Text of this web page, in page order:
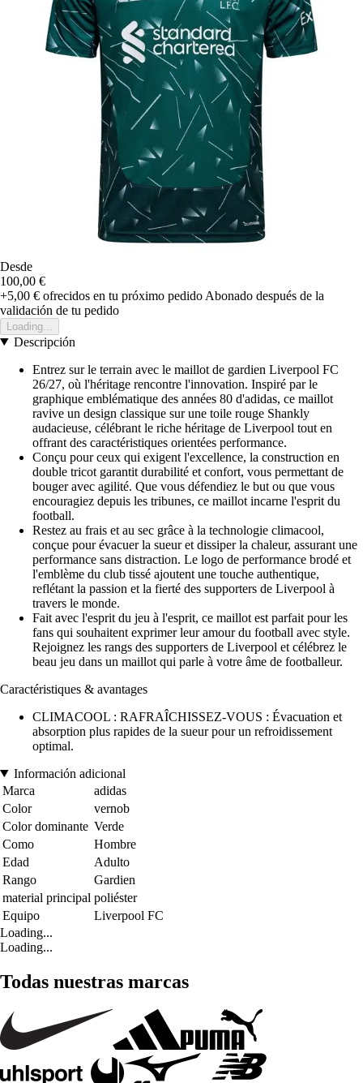
Desde
100,00 €
+5,00 € ofrecidos en tu próximo pedido Abonado después de la
validación de tu pedido
Loading...
Descripción
Entrez sur le terrain avec le maillot de gardien Liverpool FC
26/27, où l'héritage rencontre l'innovation. Inspiré par le
graphique emblématique des années 80 d'adidas, ce maillot
ravive un design classique sur une toile rouge Shankly
audacieuse, célébrant le riche héritage de Liverpool tout en
offrant des caractéristiques orientées performance.
Conçu pour ceux qui exigent l'excellence, la construction en
double tricot garantit durabilité et confort, vous permettant de
bouger avec agilité. Que vous défendiez le but ou que vous
encouragiez depuis les tribunes, ce maillot incarne l'esprit du
football.
Restez au frais et au sec grâce à la technologie climacool,
conçue pour évacuer la sueur et dissiper la chaleur, assurant une
performance sans distraction. Le logo de performance brodé et
l'emblème du club tissé ajoutent une touche authentique,
reflétant la passion et la fierté des supporters de Liverpool à
travers le monde.
Fait avec l'esprit du jeu à l'esprit, ce maillot est parfait pour les
fans qui souhaitent exprimer leur amour du football avec style.
Rejoignez les rangs des supporters de Liverpool et célébrez le
beau jeu dans un maillot qui parle à votre âme de footballeur.
Caractéristiques & avantages
CLIMACOOL : RAFRAÎCHISSEZ-VOUS : Évacuation et
absorption plus rapides de la sueur pour un refroidissement
optimal.
Información adicional
Marca
adidas
Color
vernob
Color dominante Verde
Como
Hombre
Edad
Adulto
Rango
Gardien
material principal poliéster
Equipo
Liverpool FC
Loading...
Loading...
Todas nuestras marcas